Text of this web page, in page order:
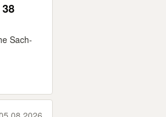
Sach­